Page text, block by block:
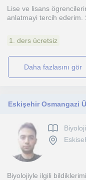
Lise ve lisans
anlatmayi tercih ederim.
1. ders ücretsiz
daha fazlasını gör
Biyoloji
Biyolojiyle ilgili